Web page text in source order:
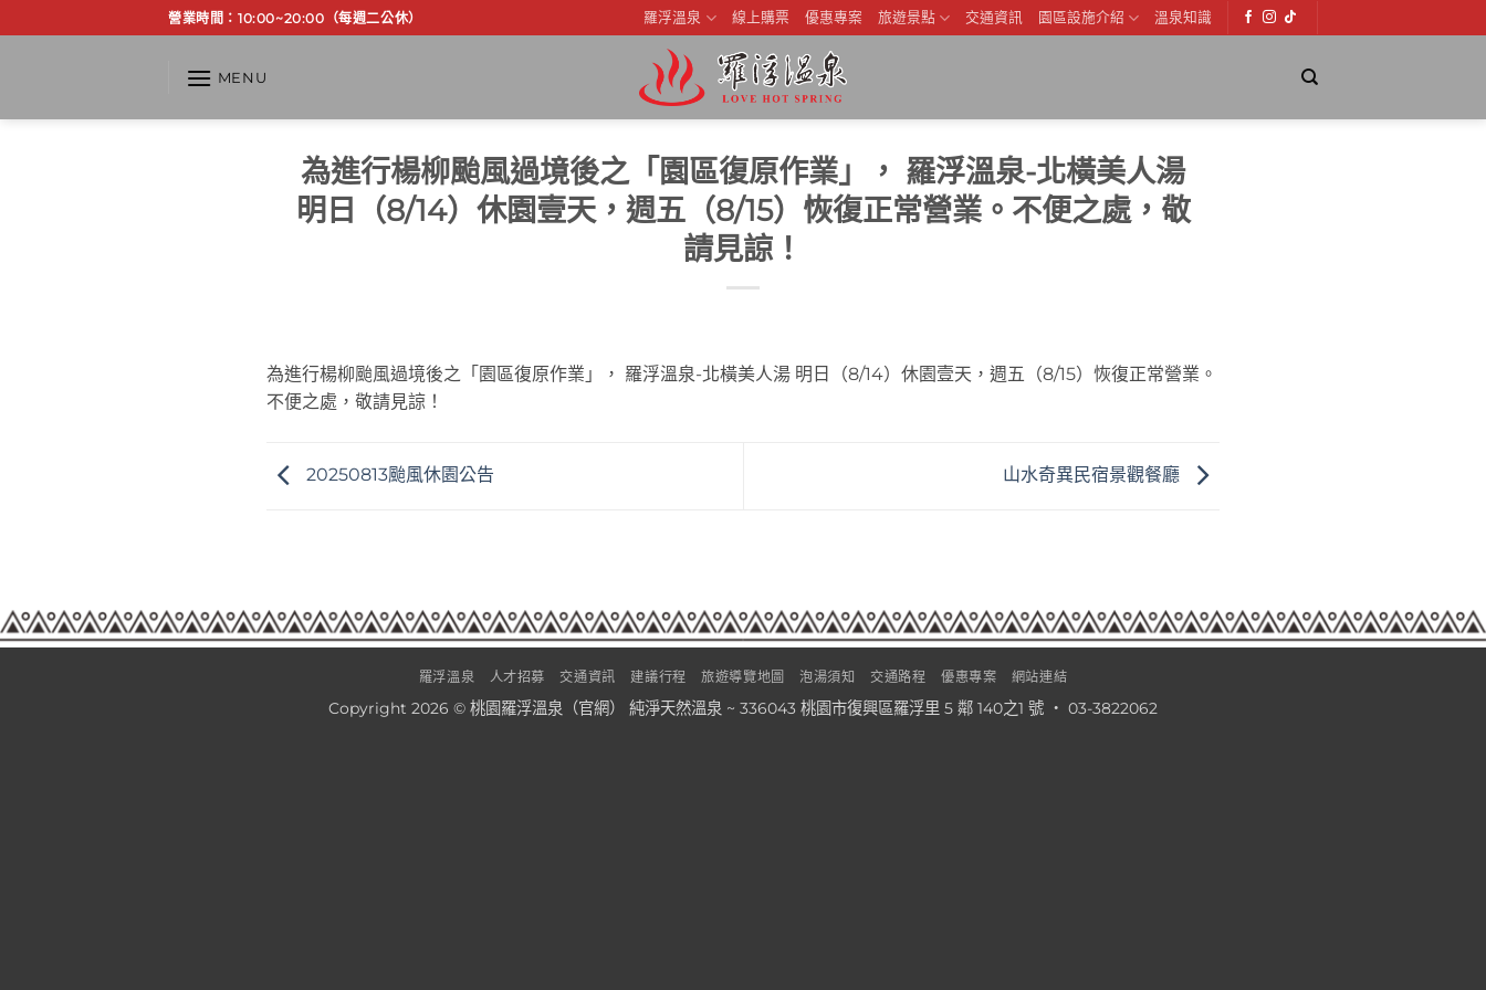
to
營業時間：10:00~20:00（每週二公休） 羅浮溫泉 線上購票 優惠專案 旅遊景點 交通資訊 園區設施介紹 溫泉知識
MENU
為進行楊柳颱風過境後之「園區復原作業」， 羅浮溫泉-北橫美人湯
明日（8/14）休園壹天，週五（8/15）恢復正常營業。不便之處，敬
請見諒！
為進行楊柳颱風過境後之「園區復原作業」， 羅浮溫泉-北橫美人湯 明日（8/14）休園壹天，週五（8/15）恢復正常營業。
不便之處，敬請見諒！
20250813颱風休園公告 山水奇異民宿景觀餐廳
羅浮溫泉 人才招募 交通資訊 建議行程 旅遊導覽地圖 泡湯須知 交通路程 優惠專案 網站連結
Copyright 2026 © 桃園羅浮溫泉（官網） 純淨天然溫泉 ~ 336043 桃園市復興區羅浮里 5 鄰 140之1 號 ‧ 03-3822062